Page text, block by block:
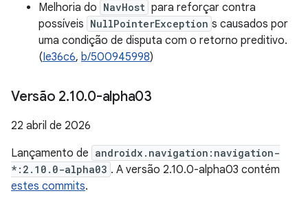
Melhoria do NavHost para reforçar contra
possíveis NullPointerException s causados por
uma condição de disputa com o retorno preditivo.
(Ie36c6, b/500945998)
Versão 2.10.0-alpha03
22 abril de 2026
Lançamento de androidx.navigation:navigation-
*:2.10.0-alpha03 . A versão 2.10.0-alpha03 contém
estes commits.